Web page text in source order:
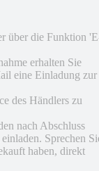
über die Funktion
erhalten Sie
eine Einladung zur
des Händlers zu
nach Abschluss
Sprechen
haben, direkt